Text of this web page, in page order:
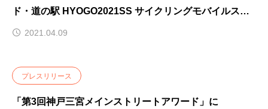
ド・道の駅 HYOGO2021SS サイクリングモバイルスタ
ンプラリー」開催
2021.04.09
プレスリリース
「第3回神戸三宮メインストリートアワード」に